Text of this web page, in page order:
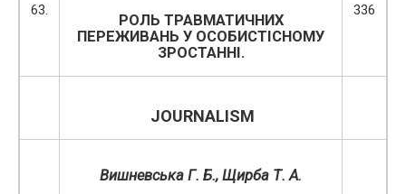
63.
РОЛЬ ТРАВМАТИЧНИХ
ПЕРЕЖИВАНЬ У ОСОБИСТІСНОМУ
ЗРОСТАННІ.
336
JOURNALISM
Вишневська Г. Б., Щирба Т. А.